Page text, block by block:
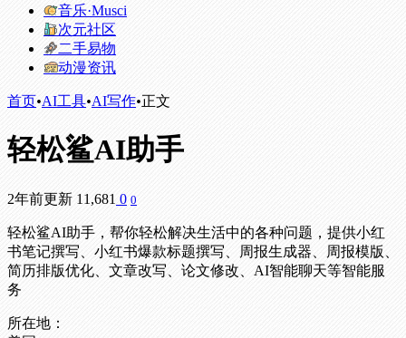
音乐·Musci
次元社区
二手易物
动漫资讯
首页•AI工具•AI写作•正文
轻松鲨AI助手
2年前更新 11,681 0 0
轻松鲨AI助手，帮你轻松解决生活中的各种问题，提供小红
书笔记撰写、小红书爆款标题撰写、周报生成器、周报模版、
简历排版优化、文章改写、论文修改、AI智能聊天等智能服
务
所在地：